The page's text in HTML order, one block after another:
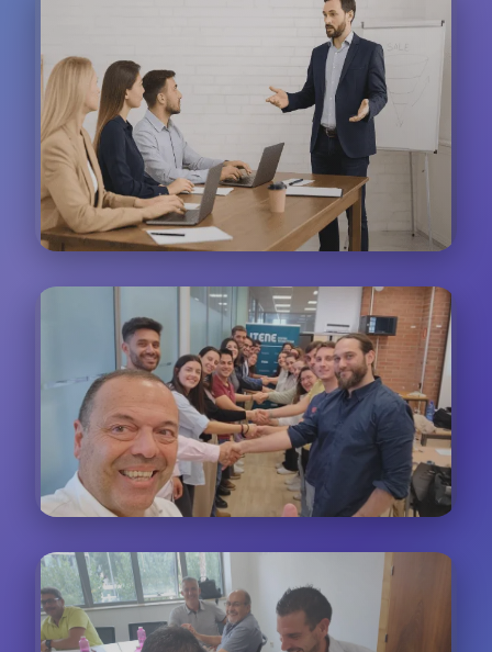
Formación Presencial
Sesiones interactivas donde los participantes
practican técnicas de atención al cliente en tiempo
real
Trabajo Colaborativo
Dinámicas de grupo para resolver casos reales de
atención al cliente de diferentes sectores